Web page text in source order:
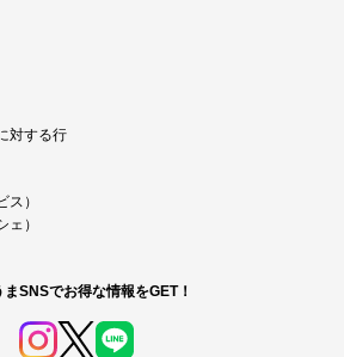
対する行
）
）
まSNSでお得な情報をGET！